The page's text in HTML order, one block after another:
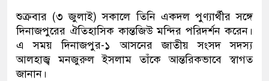
শুক্রবার (৩ জুলাই) সকালে তিনি একদল পুণ্যার্থীর সঙ্গে
দিনাজপুরের ঐতিহাসিক কান্তজিউ মন্দির পরিদর্শন করেন।
এ সময় দিনাজপুর-১ আসনের জাতীয় সংসদ সদস্য
আলহাজ্ব মনজুরুল ইসলাম তাঁকে আন্তরিকভাবে স্বাগত
জানান।